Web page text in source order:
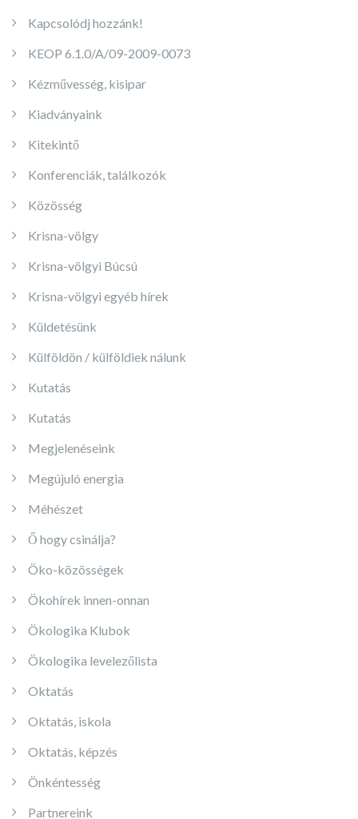
Kapcsolódj hozzánk!
KEOP 6.1.0/A/09-2009-0073
Kézművesség, kisipar
Kiadványaink
Kitekintő
Konferenciák, találkozók
Közösség
Krisna-völgy
Krisna-völgyi Búcsú
Krisna-völgyi egyéb hírek
Küldetésünk
Külföldön / külföldiek nálunk
Kutatás
Kutatás
Megjelenéseink
Megújuló energia
Méhészet
Ő hogy csinálja?
Öko-közösségek
Ökohírek innen-onnan
Ökologika Klubok
Ökologika levelezőlista
Oktatás
Oktatás, iskola
Oktatás, képzés
Önkéntesség
Partnereink